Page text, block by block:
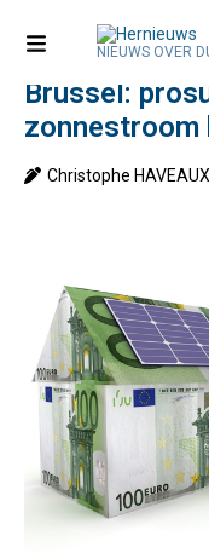
NIEUWS OVER
Einde
Brussel:
zonnestroom
Christophe